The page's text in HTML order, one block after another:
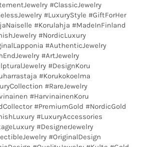
#ClassicJewelry
#LuxuryStyle #GiftForHer
#Korulahja #MadeInFinland
#NordicLuxury
#AuthenticJewelry
#ArtJewelry
#DesignKoru
#Korukokoelma
#RareJewelry
#HarvinainenKoru
#PremiumGold #NordicGold
#LuxuryAccessories
#DesignerJewelry
#OriginalDesign